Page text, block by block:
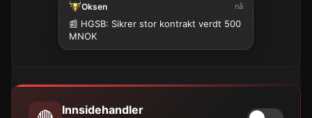
Oksen nå
📰 HGSB: Sikrer stor kontrakt verdt 500
MNOK
Innsidehandler